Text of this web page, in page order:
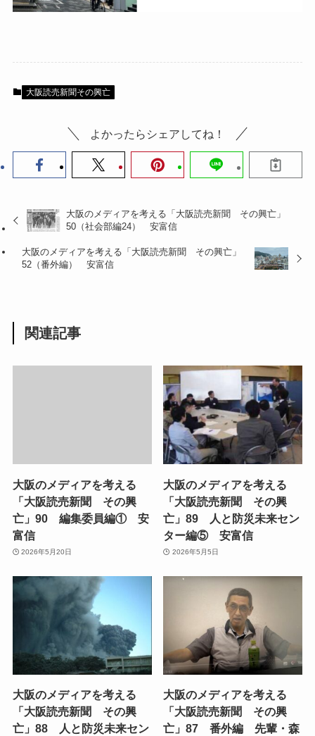
大阪読売新聞その興亡
よかったらシェアしてね！
大阪のメディアを考える「大阪読売新聞 その興亡」
50（社会部編24） 安富信
大阪のメディアを考える「大阪読売新聞 その興亡」
52（番外編） 安富信
関連記事
大阪のメディアを考える
「大阪読売新聞 その興
亡」90 編集委員編① 安
富信
2026年5月20日
大阪のメディアを考える
「大阪読売新聞 その興
亡」89 人と防災未来セン
ター編⑤ 安富信
2026年5月5日
大阪のメディアを考える
「大阪読売新聞 その興
亡」88 人と防災未来セン
大阪のメディアを考える
「大阪読売新聞 その興
亡」87 番外編 先輩・森